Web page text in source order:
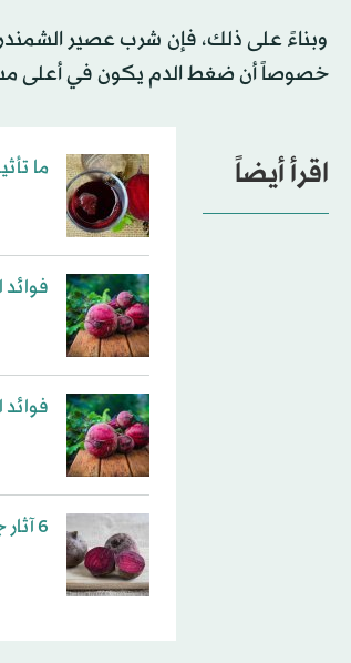
وبناءً على ذلك، فإن شرب عصير
خصوصاً أن ضغط الدم يكون في أعلى
اقرأ أيضاً ما
فوائد
6 آثار جانبية لتناول الشمندر النيئ